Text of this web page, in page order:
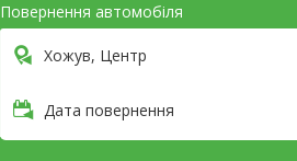
Повернення автомобіля
Хожув, Центр
Дата повернення